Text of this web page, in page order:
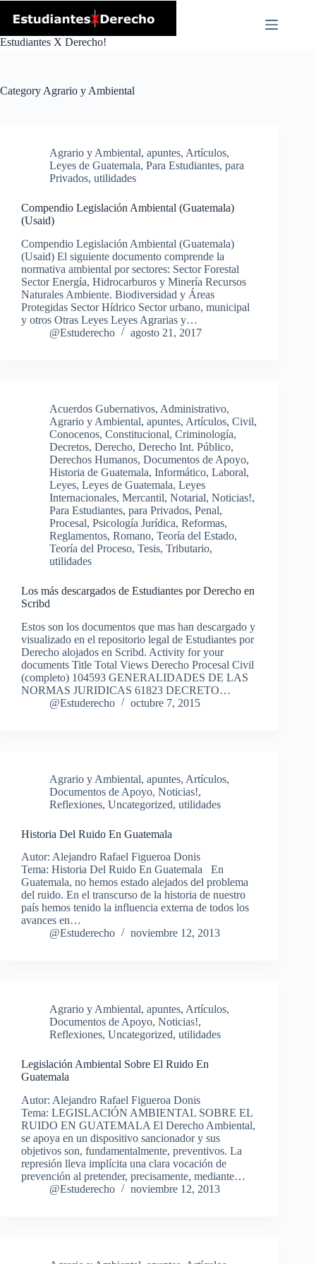
Estudiantes X Derecho!
Category Agrario y Ambiental
Agrario y Ambiental, apuntes, Artículos,
Leyes de Guatemala, Para Estudiantes, para
Privados, utilidades
Compendio Legislación Ambiental (Guatemala)
(Usaid)
Compendio Legislación Ambiental (Guatemala)
(Usaid) El siguiente documento comprende la
normativa ambiental por sectores: Sector Forestal
Sector Energía, Hidrocarburos y Minería Recursos
Naturales Ambiente. Biodiversidad y Áreas
Protegidas Sector Hídrico Sector urbano, municipal
y otros Otras Leyes Leyes Agrarias y…
@Estuderecho
agosto 21, 2017
Acuerdos Gubernativos, Administrativo,
Agrario y Ambiental, apuntes, Artículos, Civil,
Conocenos, Constitucional, Criminología,
Decretos, Derecho, Derecho Int. Público,
Derechos Humanos, Documentos de Apoyo,
Historia de Guatemala, Informático, Laboral,
Leyes, Leyes de Guatemala, Leyes
Internacionales, Mercantil, Notarial, Noticias!,
Para Estudiantes, para Privados, Penal,
Procesal, Psicología Jurídica, Reformas,
Reglamentos, Romano, Teoría del Estado,
Teoría del Proceso, Tesis, Tributario,
utilidades
Los más descargados de Estudiantes por Derecho en
Scribd
Estos son los documentos que mas han descargado y
visualizado en el repositorio legal de Estudiantes por
Derecho alojados en Scribd. Activity for your
documents Title Total Views Derecho Procesal Civil
(completo) 104593 GENERALIDADES DE LAS
NORMAS JURIDICAS 61823 DECRETO…
@Estuderecho
octubre 7, 2015
Agrario y Ambiental, apuntes, Artículos,
Documentos de Apoyo, Noticias!,
Reflexiones, Uncategorized, utilidades
Historia Del Ruido En Guatemala
Autor: Alejandro Rafael Figueroa Donis
Tema: Historia Del Ruido En Guatemala En
Guatemala, no hemos estado alejados del problema
del ruido. En el transcurso de la historia de nuestro
país hemos tenido la influencia externa de todos los
avances en…
@Estuderecho
noviembre 12, 2013
Agrario y Ambiental, apuntes, Artículos,
Documentos de Apoyo, Noticias!,
Reflexiones, Uncategorized, utilidades
Legislación Ambiental Sobre El Ruido En
Guatemala
Autor: Alejandro Rafael Figueroa Donis
Tema: LEGISLACIÓN AMBIENTAL SOBRE EL
RUIDO EN GUATEMALA El Derecho Ambiental,
se apoya en un dispositivo sancionador y sus
objetivos son, fundamentalmente, preventivos. La
represión lleva implícita una clara vocación de
prevención al pretender, precisamente, mediante…
@Estuderecho
noviembre 12, 2013